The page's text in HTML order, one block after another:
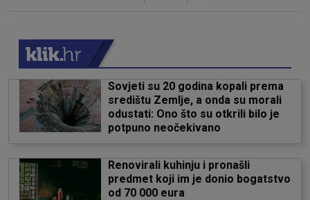
Sovjeti su 20 godina kopali prema
središtu Zemlje, a onda su morali
odustati: Ono što su otkrili bilo je
potpuno neočekivano
Renovirali kuhinju i pronašli
predmet koji im je donio bogatstvo
od 70 000 eura